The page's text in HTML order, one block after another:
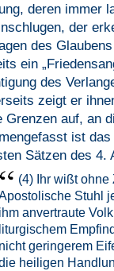
deren immer
der
des
ein
des
zeigt er
Grenzen auf, an
ist
Sätzen des
(4) Ihr wißt
Stuhl
ihm anvertraute
liturgischem
nicht geringerem
heiligen